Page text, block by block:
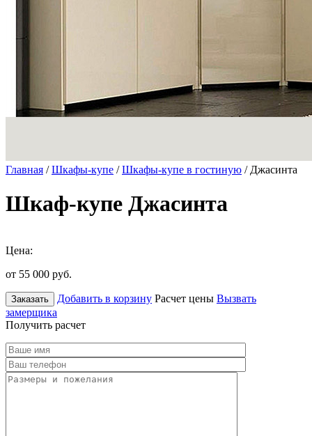
Главная /Шкафы-купе /Шкафы-купе в гостиную / Джасинта
Шкаф-купе Джасинта
Цена:
от 55 000 руб.
Заказать Добавить в корзину Расчет цены Вызвать
замерщика
Получить расчет